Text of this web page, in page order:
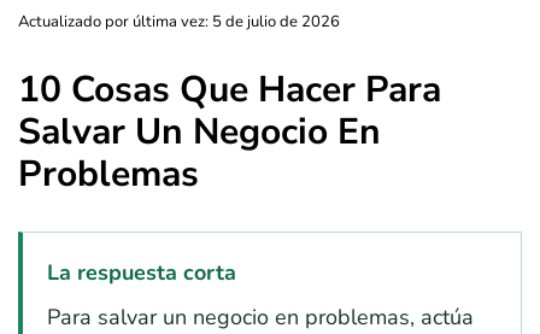
Actualizado por última vez: 5 de julio de 2026
10 Cosas Que Hacer Para
Salvar Un Negocio En
Problemas
La respuesta corta
Para salvar un negocio en problemas, actúa